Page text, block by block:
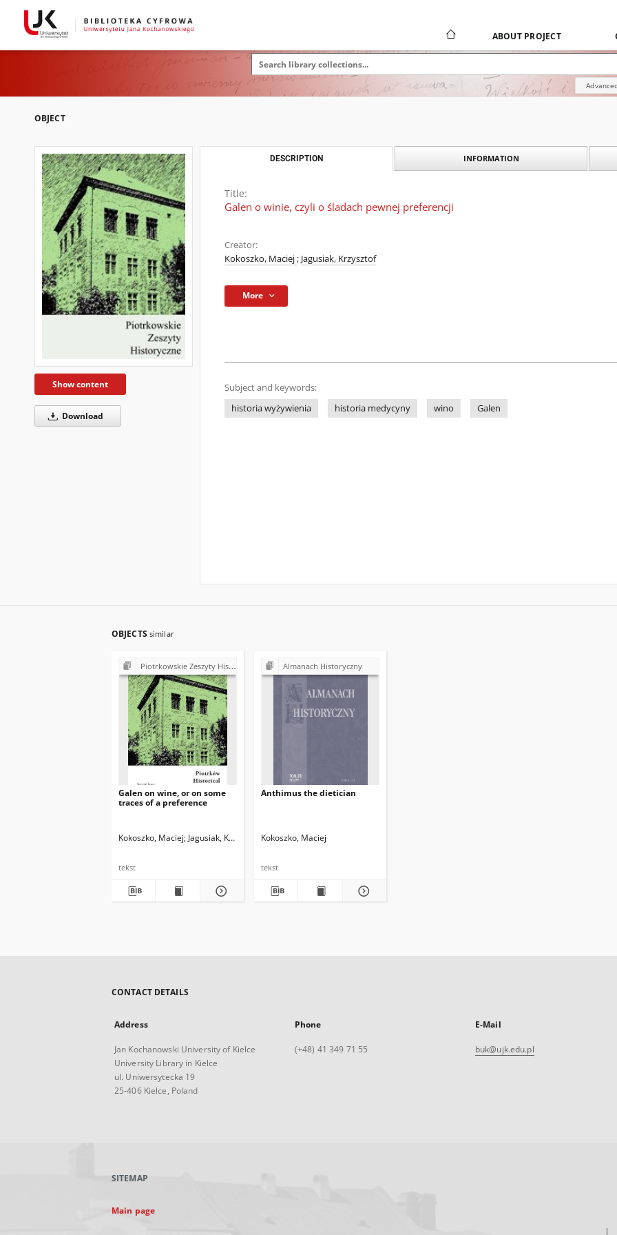
ABOUT PROJECT
OBJECT
Show content
Download
DESCRIPTION INFORMATION
Title:
Galen o winie, czyli o śladach pewnej preferencji
Creator:
Kokoszko, Maciej; Jagusiak, Krzysztof
More
Subject and keywords:
historia wyżywienia
historia medycyny wino Galen
OBJECTS similar
Piotrkowskie Zeszyty Historyczne
Galen on wine, or on some
traces of a preference
Kokoszko, Maciej Jagusiak, Krzysztof
tekst
Almanach Historyczny
Anthimus the dietician
Kokoszko, Maciej
tekst
CONTACT DETAILS
Address
Jan Kochanowski University of Kielce
University Library in Kielce
ul. Uniwersytecka 19
25-406 Kielce, Poland
Phone
(+48) 41 349 71 55
E-Mail
buk@ujk.edu.pl
SITEMAP
Main page